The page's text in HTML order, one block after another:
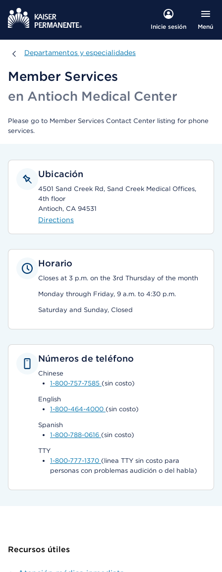
Inicie sesión Menú
Departamentos y especialidades
Departamentos y especialidades
Member Services
en Antioch Medical Center
Please go to Member Services Contact Center listing for phone
services.
Ubicación
4501 Sand Creek Rd, Sand Creek Medical Offices,
4th floor
Antioch, CA 94531
Directions
Horario
Closes at 3 p.m. on the 3rd Thursday of the month
Monday through Friday, 9 a.m. to 4:30 p.m.
Saturday and Sunday, Closed
Números de teléfono
Chinese
1-800-757-7585 (sin costo)
English
1-800-464-4000 (sin costo)
Spanish
1-800-788-0616 (sin costo)
TTY
1-800-777-1370 (linea TTY sin costo para
personas con problemas audición o del habla)
Recursos útiles